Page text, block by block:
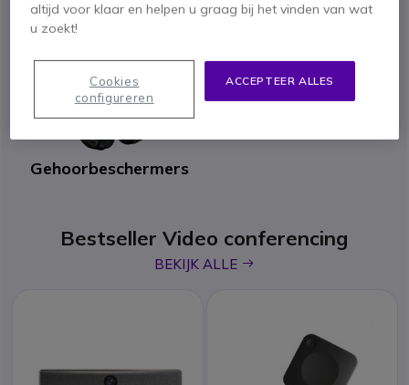
Telefoons Mobiele telefonie
Gehoorbeschermers
Bestseller Video conferencing
BEKIJK ALLE
altijd voor klaar en helpen u graag bij het vinden van wat
u zoekt!
ACCEPTEER ALLES
Cookies
configureren